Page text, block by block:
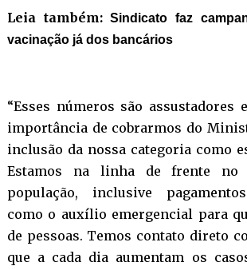
Leia também:Sindicato faz
vacinação já dos bancários
“Esses números são assustadores
importância de cobrarmos do
inclusão da nossa categoria como
Estamos na linha de frente no
população, inclusive
como o auxílio emergencial para
de pessoas. Temos contato direto
que a cada dia aumentam os